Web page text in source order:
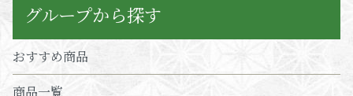
グループから探す
おすすめ商品
商品一覧